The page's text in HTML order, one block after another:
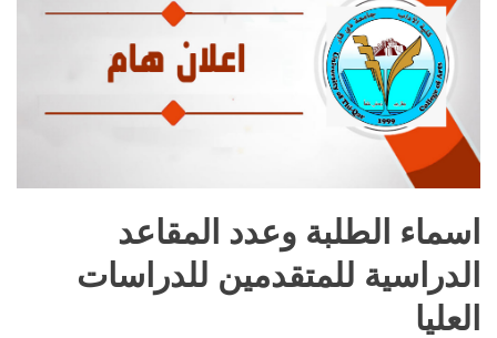
اسماء الطلبة وعدد المقاعد
الدراسية للمتقدمين للدراسات
العليا